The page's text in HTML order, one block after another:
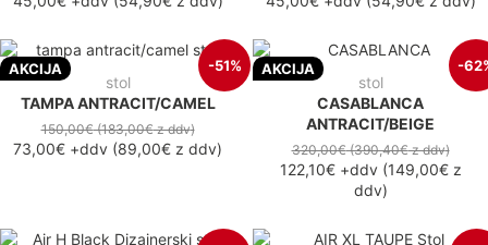
AKCIJA -51%
stol
TAMPA ANTRACIT/CAMEL
150,00€(183,00€z ddv)
73,00€ +ddv (89,00€ z ddv)
AKCIJA -
stol
CASABLANCA
ANTRACIT/BEIGE
320,00€(390,40€z ddv)
122,10€+ddv(149,00€z
ddv)